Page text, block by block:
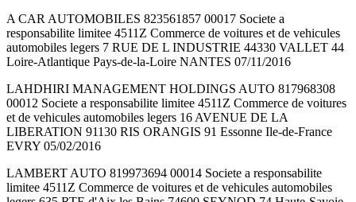
A CAR AUTOMOBILES 823561857 00017 Societe a
responsabilite limitee 4511Z Commerce de voitures et de vehicules
automobiles legers 7 RUE DE L INDUSTRIE 44330 VALLET 44
Loire-Atlantique Pays-de-la-Loire NANTES 07/11/2016
LAHDHIRI MANAGEMENT HOLDINGS AUTO 817968308
00012 Societe a responsabilite limitee 4511Z Commerce de voitures
et de vehicules automobiles legers 16 AVENUE DE LA
LIBERATION 91130 RIS ORANGIS 91 Essonne Ile-de-France
EVRY 05/02/2016
LAMBERT AUTO 819973694 00014 Societe a responsabilite
limitee 4511Z Commerce de voitures et de vehicules automobiles